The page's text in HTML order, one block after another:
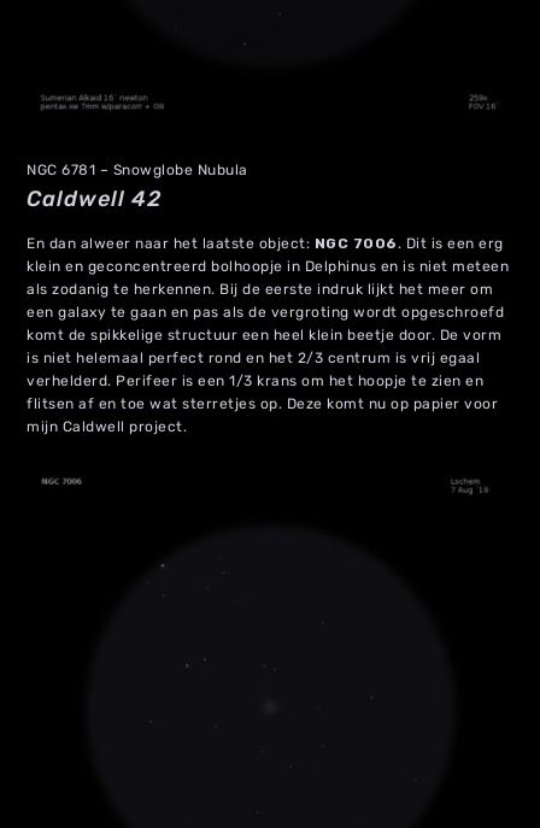
NGC 6781 – Snowglobe Nubula
Caldwell 42
En dan alweer naar het laatste object: NGC 7006. Dit is een erg
klein en geconcentreerd bolhoopje in Delphinus en is niet meteen
als zodanig te herkennen. Bij de eerste indruk lijkt het meer om
een galaxy te gaan en pas als de vergroting wordt opgeschroefd
komt de spikkelige structuur een heel klein beetje door. De vorm
is niet helemaal perfect rond en het 2/3 centrum is vrij egaal
verhelderd. Perifeer is een 1/3 krans om het hoopje te zien en
flitsen af en toe wat sterretjes op. Deze komt nu op papier voor
mijn Caldwell project.